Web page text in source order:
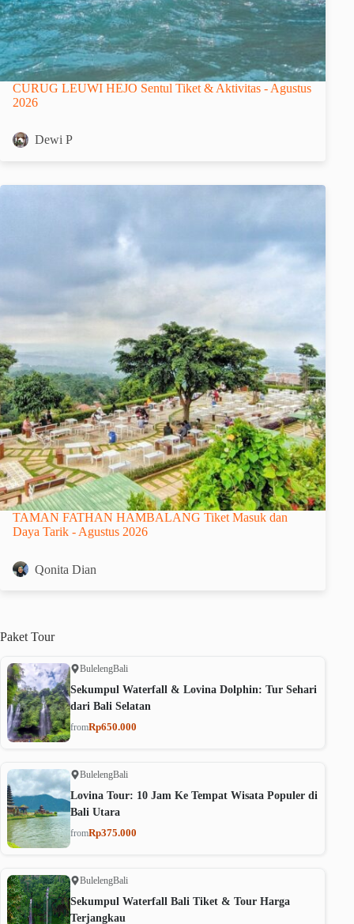
CURUG LEUWI HEJO Sentul Tiket & Aktivitas - Agustus
2026
Dewi P
TAMAN FATHAN HAMBALANG Tiket Masuk dan
Daya Tarik - Agustus 2026
Qonita Dian
Paket Tour
BulelengBali
Sekumpul Waterfall & Lovina Dolphin: Tur Sehari
dari Bali Selatan
fromRp650.000
BulelengBali
Lovina Tour: 10 Jam Ke Tempat Wisata Populer di
Bali Utara
fromRp375.000
BulelengBali
Sekumpul Waterfall Bali Tiket & Tour Harga
Terjangkau